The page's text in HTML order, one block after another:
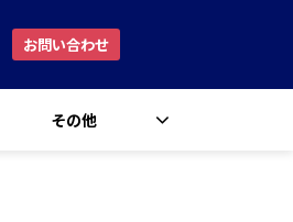
お問い合わせ
その他